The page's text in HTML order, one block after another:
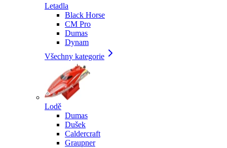
Letadla
Black Horse
CM Pro
Dumas
Dynam
Všechny kategorie
Lodě
Dumas
Dušek
Caldercraft
Graupner